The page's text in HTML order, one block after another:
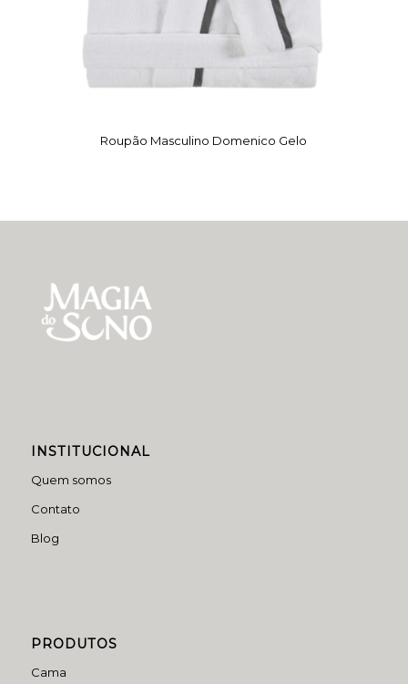
Roupão Masculino Domenico Gelo
INSTITUCIONAL
Quem somos
Contato
Blog
PRODUTOS
Cama